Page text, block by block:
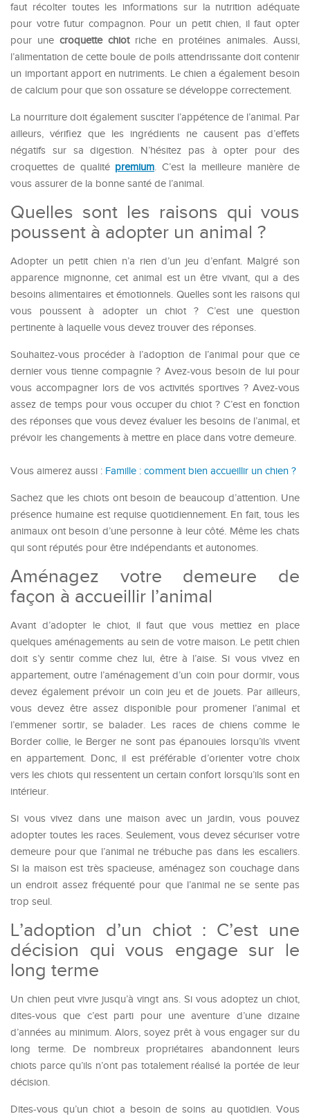
faut récolter toutes les informations sur la nutrition adéquate
pour votre futur compagnon. Pour un petit chien, il faut opter
pour une croquette chiot riche en protéines animales. Aussi,
l’alimentation de cette boule de poils attendrissante doit contenir
un important apport en nutriments. Le chien a également besoin
de calcium pour que son ossature se développe correctement.
La nourriture doit également susciter l’appétence de l’animal. Par
ailleurs, vérifiez que les ingrédients ne causent pas d’effets
négatifs sur sa digestion. N’hésitez pas à opter pour des
croquettes de qualité premium. C’est la meilleure manière de
vous assurer de la bonne santé de l’animal.
Quelles sont les raisons qui vous
poussent à adopter un animal ?
Adopter un petit chien n’a rien d’un jeu d’enfant. Malgré son
apparence mignonne, cet animal est un être vivant, qui a des
besoins alimentaires et émotionnels. Quelles sont les raisons qui
vous poussent à adopter un chiot ? C’est une question
pertinente à laquelle vous devez trouver des réponses.
Souhaitez-vous procéder à l’adoption de l’animal pour que ce
dernier vous tienne compagnie ? Avez-vous besoin de lui pour
vous accompagner lors de vos activités sportives ? Avez-vous
assez de temps pour vous occuper du chiot ? C’est en fonction
des réponses que vous devez évaluer les besoins de l’animal, et
prévoir les changements à mettre en place dans votre demeure.
Vous aimerez aussi : Famille : comment bien accueillir un chien ?
Sachez que les chiots ont besoin de beaucoup d’attention. Une
présence humaine est requise quotidiennement. En fait, tous les
animaux ont besoin d’une personne à leur côté. Même les chats
qui sont réputés pour être indépendants et autonomes.
Aménagez votre demeure de
façon à accueillir l’animal
Avant d’adopter le chiot, il faut que vous mettiez en place
quelques aménagements au sein de votre maison. Le petit chien
doit s’y sentir comme chez lui, être à l’aise. Si vous vivez en
appartement, outre l’aménagement d’un coin pour dormir, vous
devez également prévoir un coin jeu et de jouets. Par ailleurs,
vous devez être assez disponible pour promener l’animal et
l’emmener sortir, se balader. Les races de chiens comme le
Border collie, le Berger ne sont pas épanouies lorsqu’ils vivent
en appartement. Donc, il est préférable d’orienter votre choix
vers les chiots qui ressentent un certain confort lorsqu’ils sont en
intérieur.
Si vous vivez dans une maison avec un jardin, vous pouvez
adopter toutes les races. Seulement, vous devez sécuriser votre
demeure pour que l’animal ne trébuche pas dans les escaliers.
Si la maison est très spacieuse, aménagez son couchage dans
un endroit assez fréquenté pour que l’animal ne se sente pas
trop seul.
L’adoption d’un chiot : C’est une
décision qui vous engage sur le
long terme
Un chien peut vivre jusqu’à vingt ans. Si vous adoptez un chiot,
dites-vous que c’est parti pour une aventure d’une dizaine
d’années au minimum. Alors, soyez prêt à vous engager sur du
long terme. De nombreux propriétaires abandonnent leurs
chiots parce qu’ils n’ont pas totalement réalisé la portée de leur
décision.
Dites-vous qu’un chiot a besoin de soins au quotidien. Vous